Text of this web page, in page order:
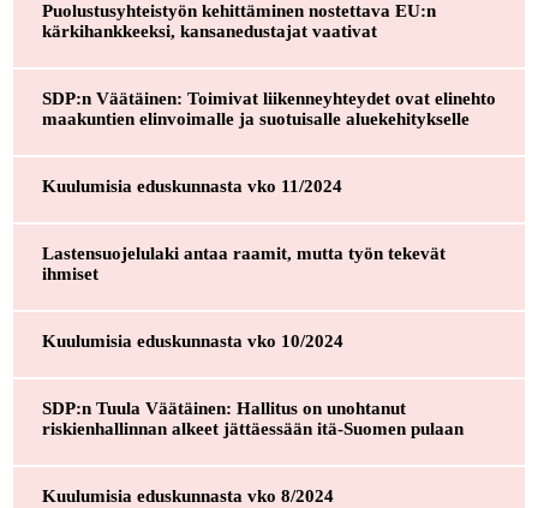
Puolustusyhteistyön kehittäminen nostettava EU:n
kärkihankkeeksi, kansanedustajat vaativat
SDP:n Väätäinen: Toimivat liikenneyhteydet ovat elinehto
maakuntien elinvoimalle ja suotuisalle aluekehitykselle
Kuulumisia eduskunnasta vko 11/2024
Lastensuojelulaki antaa raamit, mutta työn tekevät
ihmiset
Kuulumisia eduskunnasta vko 10/2024
SDP:n Tuula Väätäinen: Hallitus on unohtanut
riskienhallinnan alkeet jättäessään itä-Suomen pulaan
Kuulumisia eduskunnasta vko 8/2024